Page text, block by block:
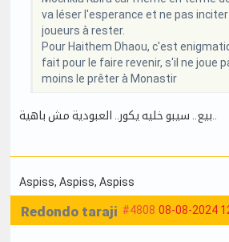
va léser l'esperance et ne pas
joueurs à rester.
Pour Haithem Dhaou, c'est
fait pour le faire revenir, s'il ne joue
moins le prêter à Monastir
Aspiss, Aspiss, Aspiss
#4808 08-08-2024
Redondo taraji